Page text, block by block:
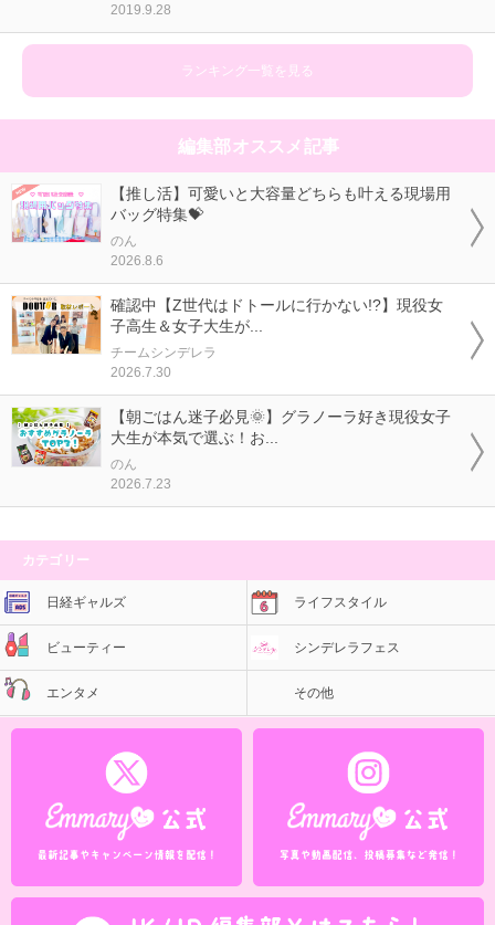
2019.9.28
ランキング一覧を見る
編集部オススメ記事
【推し活】可愛いと大容量どちらも叶える現場用
バッグ特集💝
のん
2026.8.6
確認中【Z世代はドトールに行かない!?】現役女
子高生＆女子大生が...
チームシンデレラ
2026.7.30
【朝ごはん迷子必見🌞】グラノーラ好き現役女子
大生が本気で選ぶ！お...
のん
2026.7.23
カテゴリー
日経ギャルズ ライフスタイル
ビューティー シンデレラフェス
エンタメ その他